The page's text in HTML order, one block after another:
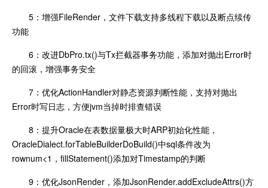
5：增强FileRender，文件下载支持多线程下载以及断点续传
功能
6：改进DbPro.tx()与Tx拦截器事务功能，添加对抛出Error时
的回滚，增强事务安全
7：优化ActionHandler对静态资源判断性能，支持对抛出
Error时写日志，方便jvm当掉时排查错误
8：提升Oracle在表数据量极大时ARP初始化性能，
OracleDialect.forTableBuilderDoBuild()中sql条件改为
rownum<1，fillStatement()添加对Timestamp的判断
9：优化JsonRender，添加JsonRender.addExcludeAttrs()方